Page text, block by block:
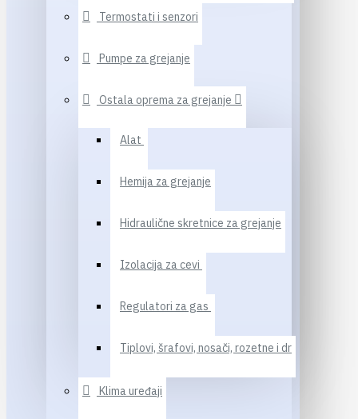
Termostati i senzori
Pumpe za grejanje
Ostala oprema za grejanje
Alat
Hemija za grejanje
Hidraulične skretnice za grejanje
Izolacija za cevi
Regulatori za gas
Tiplovi, šrafovi, nosači, rozetne i dr
Klima uređaji